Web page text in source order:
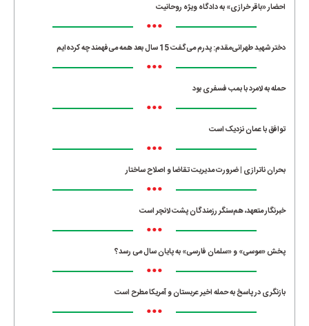
احضار «باقر خرازی» به دادگاه ویژه روحانیت
•••
دختر شهید طهرانی‌مقدم: پدرم می‌گفت 15 سال بعد همه می‌فهمند چه کرده‌ایم
•••
حمله به لامرد با بمب فسفری بود
•••
توافق با عمان نزدیک است
•••
بحران ناترازی | ضرورت مدیریت تقاضا و اصلاح ساختار
•••
خبرنگار متعهد، هم‌سنگر رزمندگان پشت لانچر است
•••
پخش «موسی» و «سلمان فارسی» به پایان سال می رسد؟
•••
بازنگری در پاسخ به حمله اخیر عربستان و آمریکا مطرح است
•••